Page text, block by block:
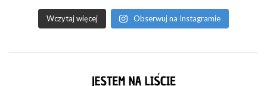
Wczytaj więcej Obserwuj na Instagramie